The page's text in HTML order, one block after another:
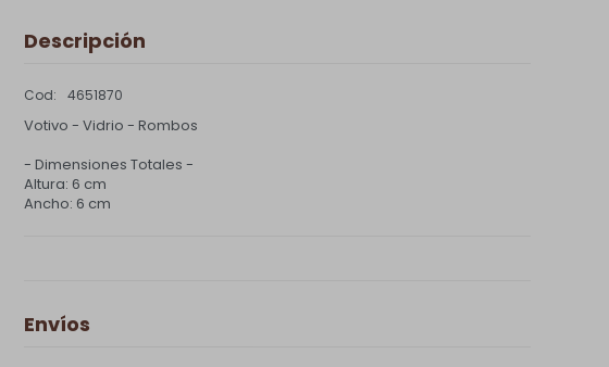
Descripción
4651870
Votivo - Vidrio - Rombos
- Dimensiones Totales -
Altura: 6 cm
Ancho: 6 cm
Envíos